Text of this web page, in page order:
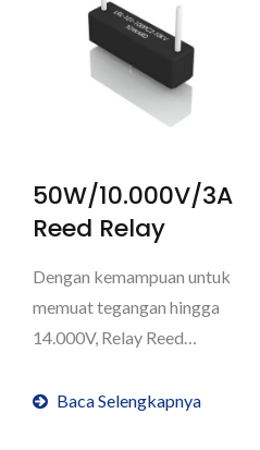
50W/10.000V/3A
Reed Relay
Dengan kemampuan untuk
memuat tegangan hingga
14.000V, Relay Reed
kami...Baca Selengkapnya